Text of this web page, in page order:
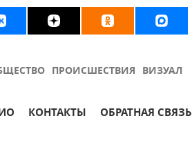
ПРОИСШЕСТВИЯ ВИЗУАЛ
КОНТАКТЫ ОБРАТНАЯ СВЯЗЬ